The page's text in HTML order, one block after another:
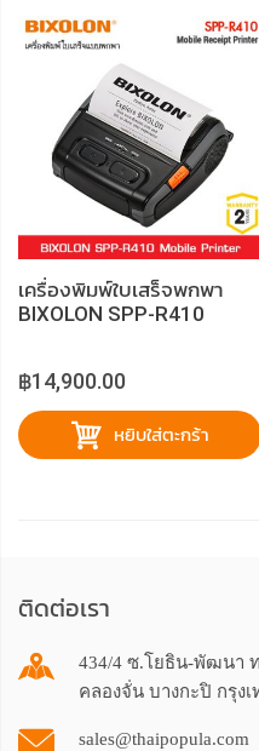
เครื่องพิมพ์ใบเสร็จพกพา
BIXOLON SPP-R410
฿14,900.00
หยิบใส่ตะกร้า
ติดต่อเรา
434/4 ซ.โยธิน-พัฒนา
คลองจั่น บางกะปิ กรุงเ
sales@thaipopula.com